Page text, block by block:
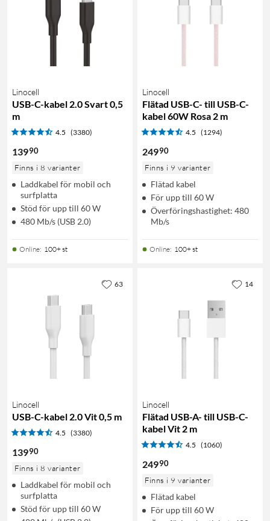
Linocell
USB-C-kabel 2.0 Svart 0,5
m
4.5 (3380)
13990
Finns i 8 varianter
Laddkabel för mobil och
surfplatta
Stöd för upp till 60 W
480 Mb/s (USB 2.0)
Online: 100+ st
Linocell
Flätad USB-C- till USB-C-
kabel 60W Rosa 2 m
4.5 (1294)
24990
Finns i 9 varianter
Flätad kabel
För upp till 60 W
Överföringshastighet: 480
Mb/s
Online: 100+ st
Linocell
USB-C-kabel 2.0 Vit 0,5 m
4.5 (3380)
13990
Finns i 8 varianter
Laddkabel för mobil och
surfplatta
Stöd för upp till 60 W
63
Linocell
Flätad USB-A- till USB-C-
kabel Vit 2 m
4.5 (1060)
24990
Finns i 9 varianter
Flätad kabel
För upp till 60 W
14